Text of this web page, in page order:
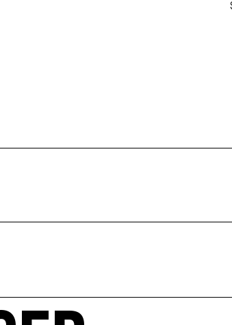
de l'écologie : manifestations, appels à